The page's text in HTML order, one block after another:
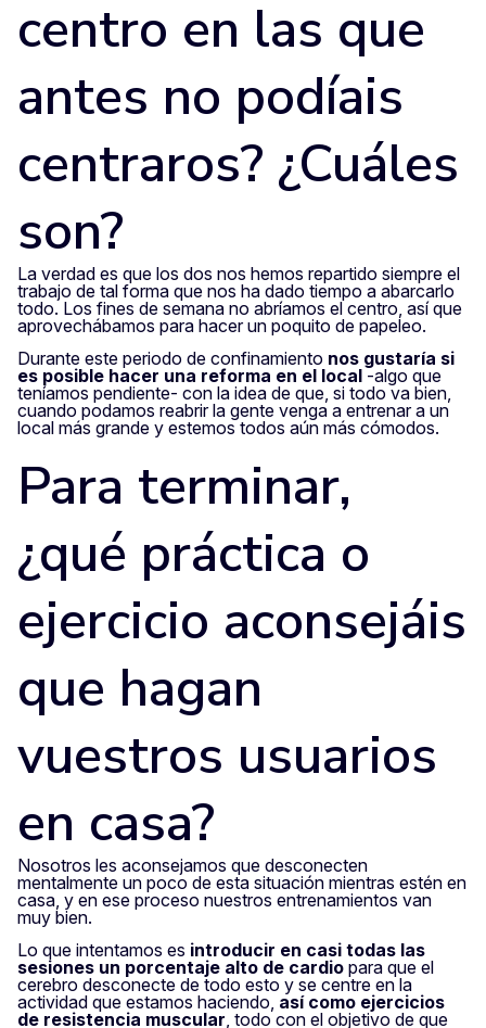
centro en las que
antes no podíais
centraros? ¿Cuáles
son?
La verdad es que los dos nos hemos repartido siempre el
trabajo de tal forma que nos ha dado tiempo a abarcarlo
todo. Los fines de semana no abríamos el centro, así que
aprovechábamos para hacer un poquito de papeleo.
Durante este periodo de confinamiento nos gustaría si
es posible hacer una reforma en el local -algo que
teníamos pendiente- con la idea de que, si todo va bien,
cuando podamos reabrir la gente venga a entrenar a un
local más grande y estemos todos aún más cómodos.
Para terminar,
¿qué práctica o
ejercicio aconsejáis
que hagan
vuestros usuarios
en casa?
Nosotros les aconsejamos que desconecten
mentalmente un poco de esta situación mientras estén en
casa, y en ese proceso nuestros entrenamientos van
muy bien.
Lo que intentamos es introducir en casi todas las
sesiones un porcentaje alto de cardio para que el
cerebro desconecte de todo esto y se centre en la
actividad que estamos haciendo, así como ejercicios
de resistencia muscular , todo con el objetivo de que